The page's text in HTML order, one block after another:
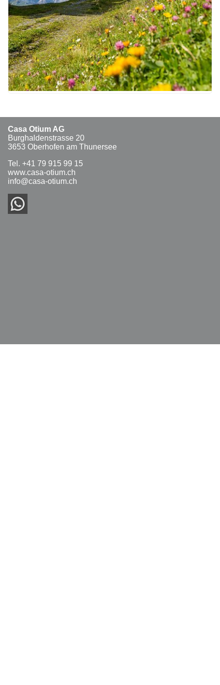
Casa Otium AG
Burghaldenstrasse 20
3653 Oberhofen am Thunersee
Tel. +41 79 915 99 15
www.casa-otium.ch
info@casa-otium.ch